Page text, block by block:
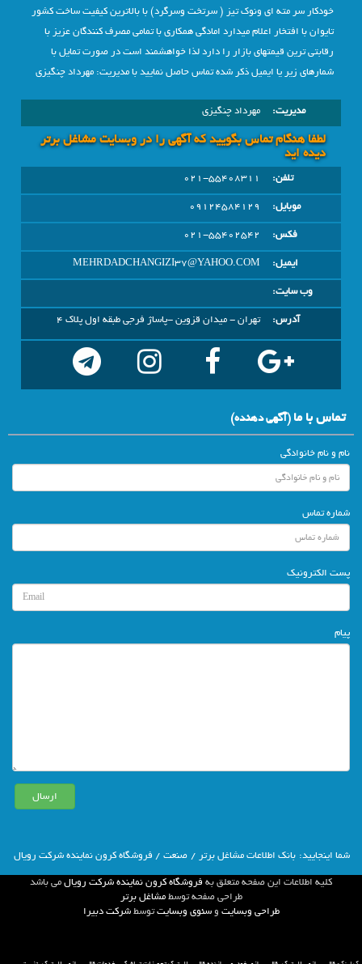
خودکار سر مته ای ونوک تیز ( سرتخت وسرگرد) با بالاترین کیفیت ساخت کشور
تایوان با افتخار اعلام میدارد امادگی همکاری با تمامی مصرف کنندگان عزیز با
رقابتی ترین قیمتهای بازار را دارد لذا خواهشمند است در صورت تمایل با
شمارهای زیر یا ایمیل ذکر شده تماس حاصل نمایید با مدیریت: مهرداد چنگیزی
مدیریت: مهرداد چنگیزی
لطفا هنگام تماس بگویید که آگهی را در وبسايت مشاغل برتر
دیده اید
تلفن:
021-55408311
موبایل:
09124584129
فکس:
021-55402542
ایمیل:
MEHRDADCHANGIZI37@YAHOO.COM
وب سایت:
آدرس:
تهران - ميدان قزوين -پاساژ فرجي طبقه اول پلاک 4
تماس با ما(آگهي دهنده)
نام و نام خانوادگی
شماره تماس
پست الکترونیک
پیام
شما اينجاييد: بانك اطلاعات مشاغل برتر / صنعت / فروشگاه کرون نماینده شرکت رویال
كليه اطلاعات اين صفحه متعلق به فروشگاه کرون نماینده شرکت رویالمي باشد
طراحي صفحه توسطمشاغل برتر
طراحی وبسایت وسئوی وبسایتتوسطشركت دبيرا